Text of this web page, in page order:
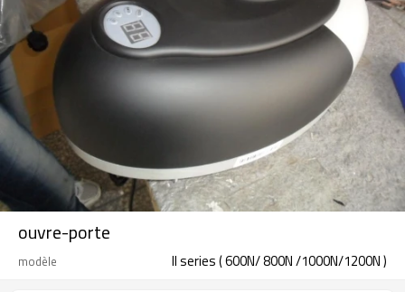
ouvre-porte
modèle II series ( 600N/ 800N /1000N/1200N )